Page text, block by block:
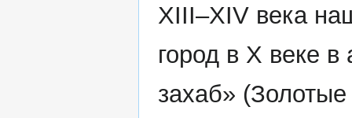
XIII–XIV века
город в X веке
захаб»